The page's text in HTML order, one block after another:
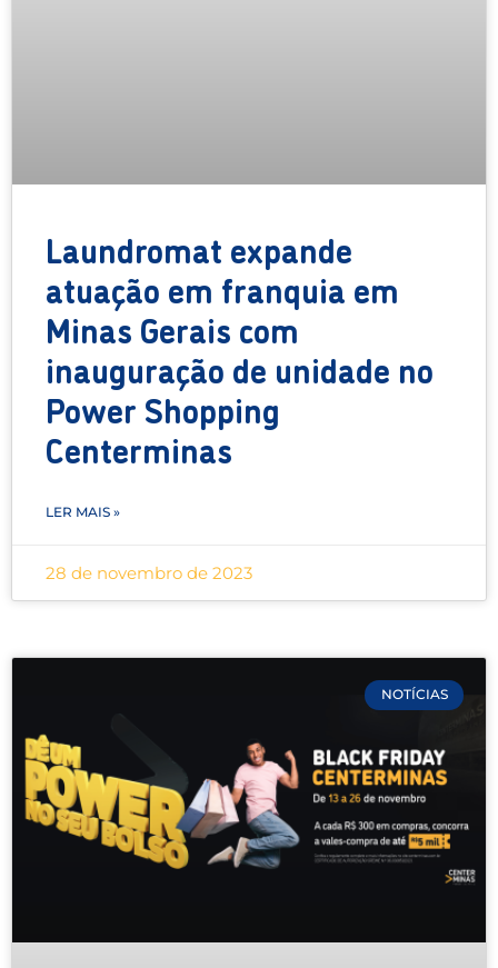
Laundromat expande
atuação em franquia em
Minas Gerais com
inauguração de unidade no
Power Shopping
Centerminas
LER MAIS »
28 de novembro de 2023
NOTÍCIAS